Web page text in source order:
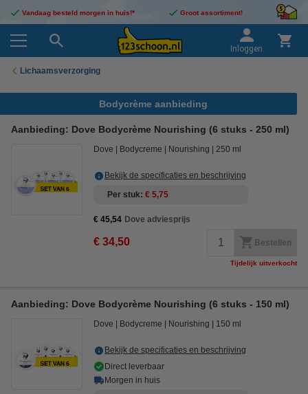
Vandaag besteld morgen in huis!* Groot assortiment!
Inloggen
Lichaamsverzorging
Bodycrème aanbieding
Aanbieding: Dove Bodycrème Nourishing (6 stuks - 250 ml)
Dove Bodycreme Nourishing 250 ml
Bekijk de specificaties en beschrijving
Per stuk € 5,75
€ 45,54 Dove adviesprijs
€ 34,50 Bestellen
Tijdelijk uitverkocht
Aanbieding: Dove Bodycrème Nourishing (6 stuks - 150 ml)
Dove Bodycreme Nourishing 150 ml
Bekijk de specificaties en beschrijving
Direct leverbaar
Morgen in huis